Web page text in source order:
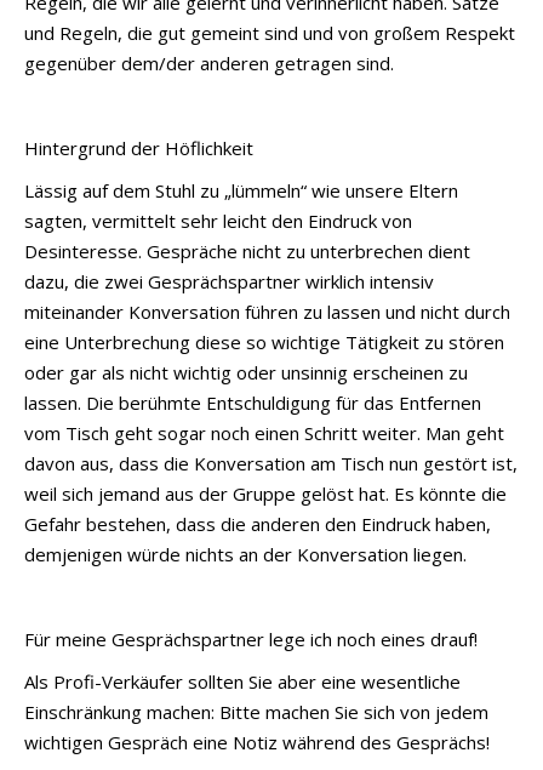
und Regeln, die gut gemeint sind und von großem Respekt
gegenüber dem/der anderen getragen sind.
Hintergrund der Höflichkeit
Lässig auf dem Stuhl zu „lümmeln“ wie unsere Eltern
sagten, vermittelt sehr leicht den Eindruck von
Desinteresse. Gespräche nicht zu unterbrechen dient
dazu, die zwei Gesprächspartner wirklich intensiv
miteinander Konversation führen zu lassen und nicht durch
eine Unterbrechung diese so wichtige Tätigkeit zu stören
oder gar als nicht wichtig oder unsinnig erscheinen zu
lassen. Die berühmte Entschuldigung für das Entfernen
vom Tisch geht sogar noch einen Schritt weiter. Man geht
davon aus, dass die Konversation am Tisch nun gestört ist,
weil sich jemand aus der Gruppe gelöst hat. Es könnte die
Gefahr bestehen, dass die anderen den Eindruck haben,
demjenigen würde nichts an der Konversation liegen.
Für meine Gesprächspartner lege ich noch eines drauf!
Als Profi-Verkäufer sollten Sie aber eine wesentliche
Einschränkung machen: Bitte machen Sie sich von jedem
wichtigen Gespräch eine Notiz während des Gesprächs!